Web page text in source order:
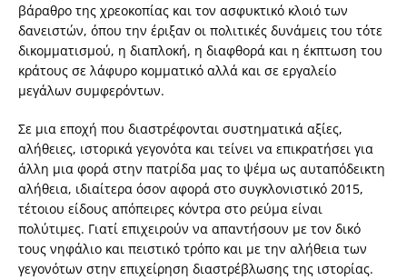
βάραθρο της χρεοκοπίας και τον ασφυκτικό κλοιό των
δανειστών, όπου την έριξαν οι πολιτικές δυνάμεις του τότε
δικομματισμού, η διαπλοκή, η διαφθορά και η έκπτωση του
κράτους σε λάφυρο κομματικό αλλά και σε εργαλείο
μεγάλων συμφερόντων.
Σε μια εποχή που διαστρέφονται συστηματικά αξίες,
αλήθειες, ιστορικά γεγονότα και τείνει να επικρατήσει για
άλλη μια φορά στην πατρίδα μας το ψέμα ως αυταπόδεικτη
αλήθεια, ιδιαίτερα όσον αφορά στο συγκλονιστικό 2015,
τέτοιου είδους απόπειρες κόντρα στο ρεύμα είναι
πολύτιμες. Γιατί επιχειρούν να απαντήσουν με τον δικό
τους νηφάλιο και πειστικό τρόπο και με την αλήθεια των
γεγονότων στην επιχείρηση διαστρέβλωσης της ιστορίας.